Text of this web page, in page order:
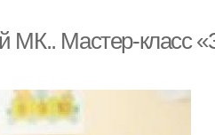
МК.. Мастер-класс